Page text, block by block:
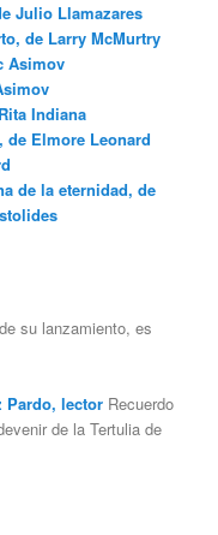
Julio Llamazares
de Larry McMurtry
Asimov
Indiana
de Elmore Leonard
de la eternidad, de
su lanzamiento, es
Pardo, lectorRecuerdo
de la Tertulia de